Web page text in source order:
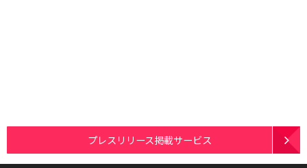
プレスリリース掲載サービス